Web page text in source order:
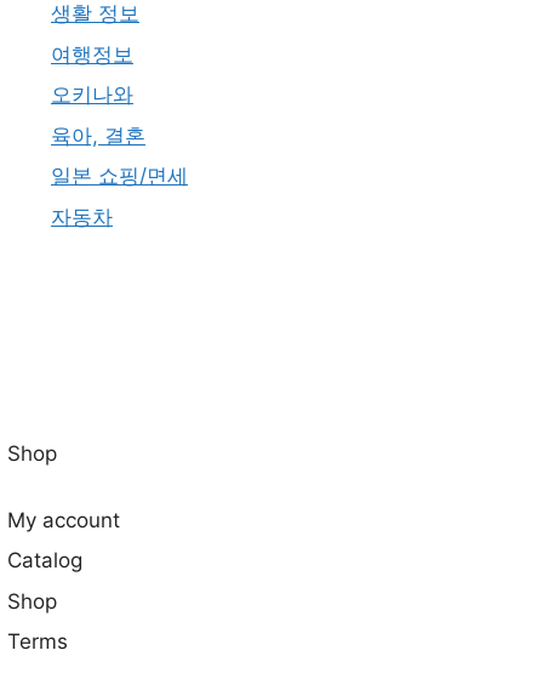
생활 정보
여행정보
오키나와
육아, 결혼
일본 쇼핑/면세
자동차
Shop
My account
Catalog
Shop
Terms